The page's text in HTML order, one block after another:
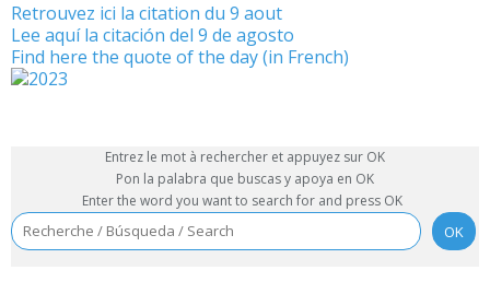
Retrouvez ici la citation du 9 aout
Lee aquí la citación del 9 de agosto
Find here the quote of the day (in French)
Entrez le mot à rechercher et appuyez sur OK
Pon la palabra que buscas y apoya en OK
Enter the word you want to search for and press OK